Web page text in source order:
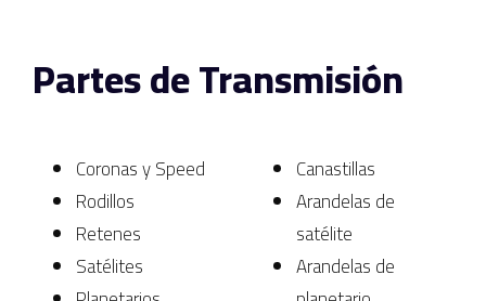
Partes de Transmisión
Coronas y Speed
Rodillos
Retenes
Satélites
Canastillas
Arandelas de
satélite
Arandelas de